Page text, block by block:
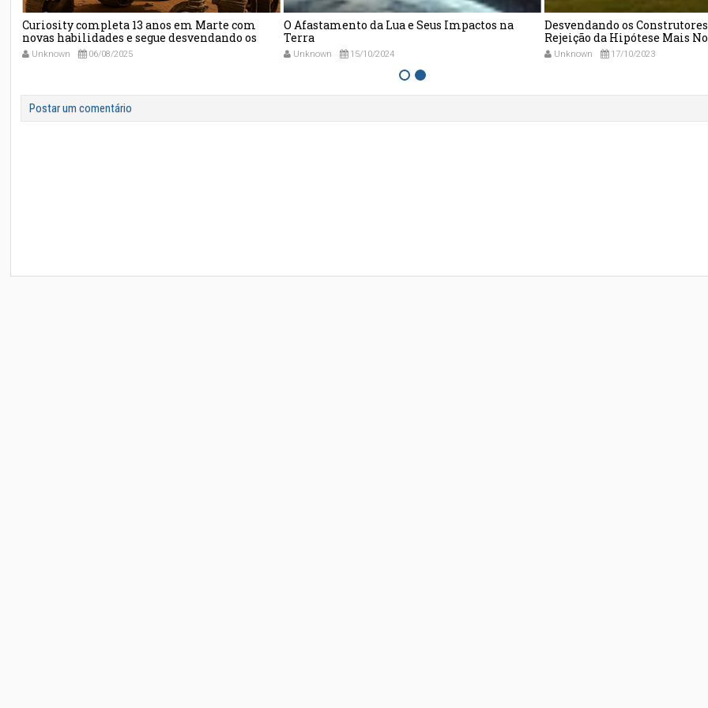
Curiosity completa 13 anos em Marte com
novas habilidades e segue desvendando os
segredos do planeta vermelho
Unknown 06/08/2025
O Afastamento da Lua e Seus Impactos na
Terra
Unknown 15/10/2024
Desvendando os
Rejeição da Hipótese Mais
Unknown 17/10/2023
Postar um comentário